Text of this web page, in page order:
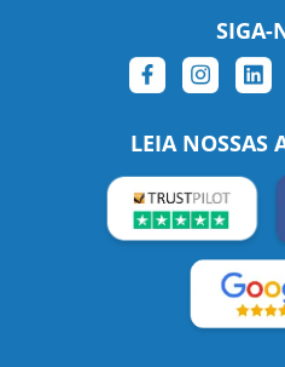
SIGA-
LEIA NOSSAS